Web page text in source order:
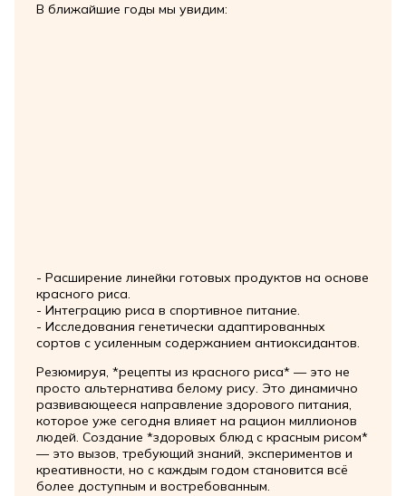
В ближайшие годы мы увидим:
- Расширение линейки готовых продуктов на основе
красного риса.
- Интеграцию риса в спортивное питание.
- Исследования генетически адаптированных
сортов с усиленным содержанием антиоксидантов.
Резюмируя, *рецепты из красного риса* — это не
просто альтернатива белому рису. Это динамично
развивающееся направление здорового питания,
которое уже сегодня влияет на рацион миллионов
людей. Создание *здоровых блюд с красным рисом*
— это вызов, требующий знаний, экспериментов и
креативности, но с каждым годом становится всё
более доступным и востребованным.